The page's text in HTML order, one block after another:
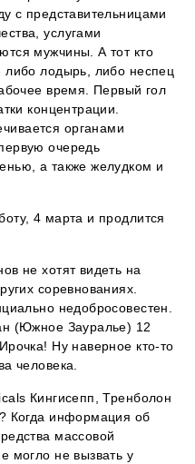
с представительницами
услугами
мужчины. А тот кто
либо лодырь, либо неспец
время. Первый гол
концентрации.
органами
очередь
а также желудком и
4 марта и продлится
не хотят видеть на
соревнованиях.
недобросовестен.
(Южное Зауралье) 12
Ну наверное кто-то
человека.
Кингисепп, Тренболон
Когда информация об
массовой
могло не вызвать у